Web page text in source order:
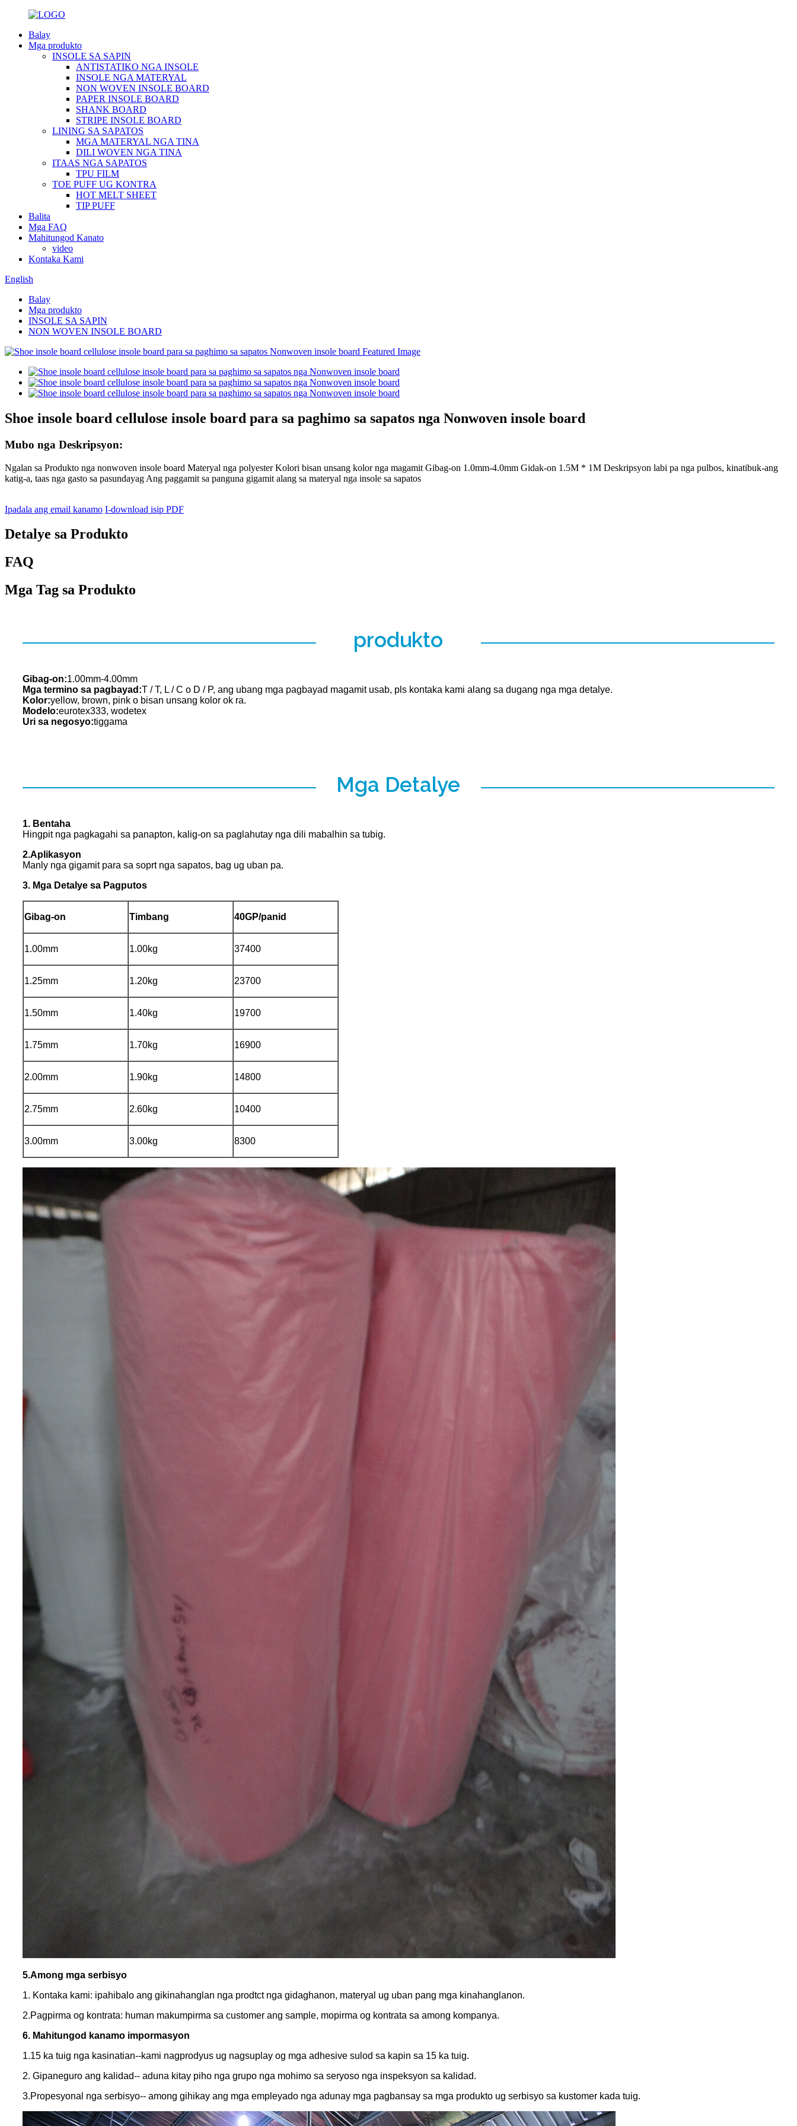
Balay
Mga produkto
INSOLE SA SAPIN
ANTISTATIKO NGA INSOLE
INSOLE NGA MATERYAL
NON WOVEN INSOLE BOARD
PAPER INSOLE BOARD
SHANK BOARD
STRIPE INSOLE BOARD
LINING SA SAPATOS
MGA MATERYAL NGA TINA
DILI WOVEN NGA TINA
ITAAS NGA SAPATOS
TPU FILM
TOE PUFF UG KONTRA
HOT MELT SHEET
TIP PUFF
Balita
Mga FAQ
Mahitungod Kanato
video
Kontaka Kami
English
Balay
Mga produkto
INSOLE SA SAPIN
NON WOVEN INSOLE BOARD
Shoe insole board cellulose insole board para sa paghimo sa sapatos nga Nonwoven insole board
Mubo nga Deskripsyon:
Ngalan sa Produkto nga nonwoven insole board Materyal nga polyester Kolori bisan unsang kolor nga magamit Gibag-on 1.0mm-4.0mm Gidak-on 1.5M * 1M Deskripsyon labi pa nga pulbos, kinatibuk-ang
katig-a, taas nga gasto sa pasundayag Ang paggamit sa panguna gigamit alang sa materyal nga insole sa sapatos
Ipadala ang email kanamo I-download isip PDF
Detalye sa Produkto
FAQ
Mga Tag sa Produkto
produkto
Gibag-on:1.00mm-4.00mm
Mga termino sa pagbayad:T / T, L / C o D / P, ang ubang mga pagbayad magamit usab, pls kontaka kami alang sa dugang nga mga detalye.
Kolor:yellow, brown, pink o bisan unsang kolor ok ra.
Modelo:eurotex333, wodetex
Uri sa negosyo:tiggama
Mga Detalye
1. Bentaha
Hingpit nga pagkagahi sa panapton, kalig-on sa paglahutay nga dili mabalhin sa tubig.
2.Aplikasyon
Manly nga gigamit para sa soprt nga sapatos, bag ug uban pa.
3. Mga Detalye sa Pagputos
Gibag-on Timbang 40GP/panid
1.00mm 1.00kg 37400
1.25mm 1.20kg 23700
1.50mm 1.40kg 19700
1.75mm 1.70kg 16900
2.00mm 1.90kg 14800
2.75mm 2.60kg 10400
3.00mm 3.00kg 8300
5.Among mga serbisyo
1. Kontaka kami: ipahibalo ang gikinahanglan nga prodtct nga gidaghanon, materyal ug uban pang mga kinahanglanon.
2.Pagpirma og kontrata: human makumpirma sa customer ang sample, mopirma og kontrata sa among kompanya.
6. Mahitungod kanamo impormasyon
1.15 ka tuig nga kasinatian--kami nagprodyus ug nagsuplay og mga adhesive sulod sa kapin sa 15 ka tuig.
2. Gipaneguro ang kalidad-- aduna kitay piho nga grupo nga mohimo sa seryoso nga inspeksyon sa kalidad.
3.Propesyonal nga serbisyo-- among gihikay ang mga empleyado nga adunay mga pagbansay sa mga produkto ug serbisyo sa kustomer kada tuig.